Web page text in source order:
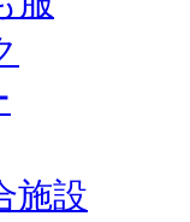
施設